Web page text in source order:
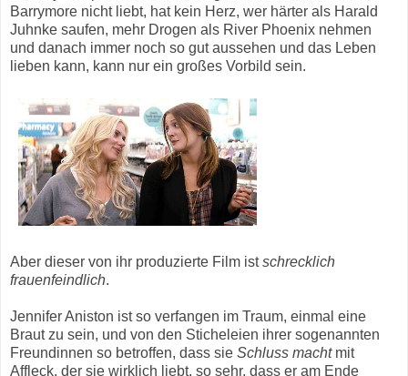
Barrymore nicht liebt, hat kein Herz, wer härter als Harald
Juhnke saufen, mehr Drogen als River Phoenix nehmen
und danach immer noch so gut aussehen und das Leben
lieben kann, kann nur ein großes Vorbild sein.
Aber dieser von ihr produzierte Film istschrecklich
frauenfeindlich.
Jennifer Aniston ist so verfangen im Traum, einmal eine
Braut zu sein, und von den Sticheleien ihrer sogenannten
Freundinnen so betroffen, dass sie Schluss machtmit
Affleck, der sie wirklich liebt, so sehr, dass er am Ende